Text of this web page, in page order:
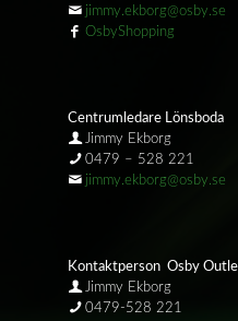
jimmy.ekborg@osby.se
OsbyShopping
Centrumledare Lönsboda
Jimmy Ekborg
0479 – 528 221
jimmy.ekborg@osby.se
Kontaktperson Osby
Jimmy Ekborg
0479-528 221